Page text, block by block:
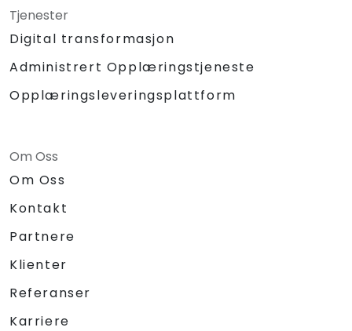
Tjenester
Digital transformasjon
Administrert Opplæringstjeneste
Opplæringsleveringsplattform
Om Oss
Om Oss
Kontakt
Partnere
Klienter
Referanser
Karriere